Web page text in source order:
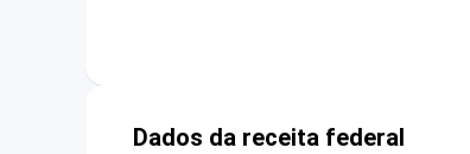
Dados da receita federal